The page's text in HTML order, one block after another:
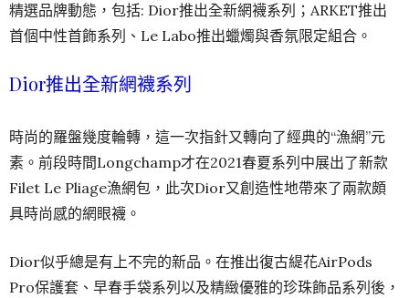
精選品牌動態，包括: Dior推出全新網襪系列；ARKET推出
首個中性首飾系列、Le Labo推出蠟燭與香氛限定組合。
Dior推出全新網襪系列
時尚的羅盤幾度輪轉，這一次指針又轉向了經典的“漁網”元
素。前段時間Longchamp才在2021春夏系列中展出了新款
Filet Le Pliage漁網包，此次Dior又創造性地帶來了兩款頗
具時尚感的網眼襪。
Dior似乎總是有上不完的新品。在推出復古緹花AirPods
Pro保護套、早春手袋系列以及精緻優雅的珍珠飾品系列後，